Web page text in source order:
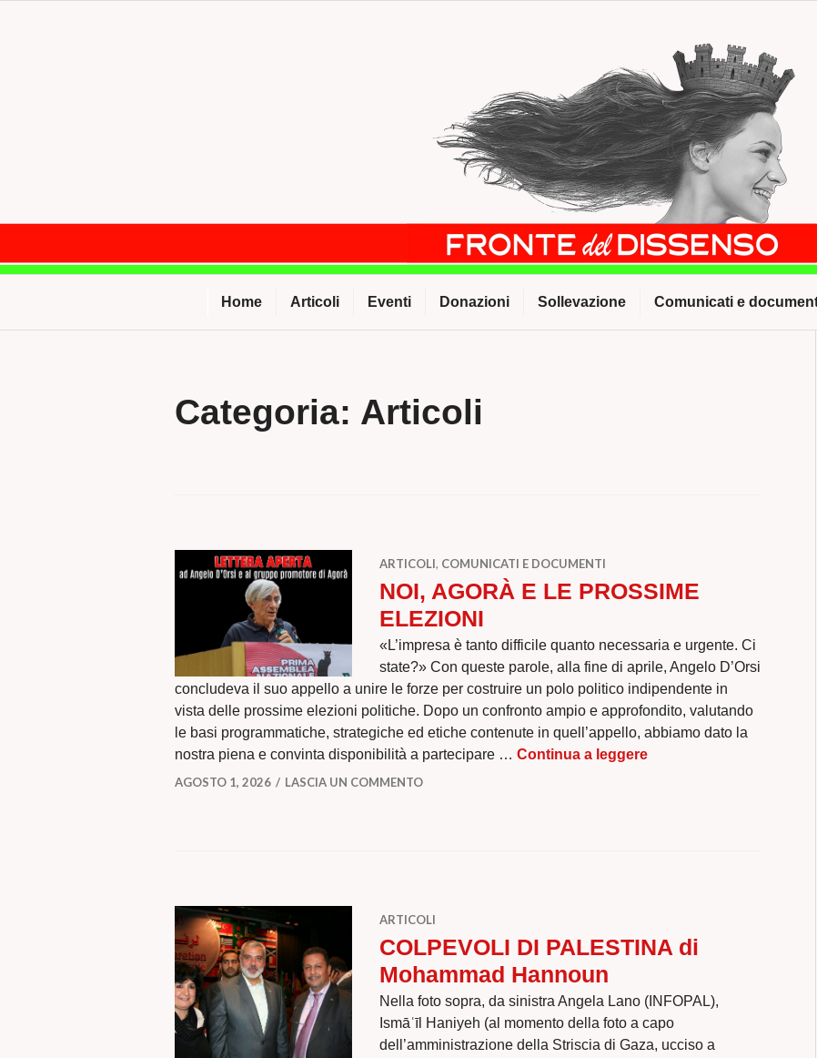
Home Articoli Eventi Donazioni Sollevazione Comunicati e
Categoria: Articoli
ARTICOLI, COMUNICATI E DOCUMENTI
NOI, AGORÀ E LE PROSSIME
ELEZIONI
«L’impresa è tanto difficile quanto necessaria e urgente. Ci
state?» Con queste parole, alla fine di aprile, Angelo D’Orsi
concludeva il suo appello a unire le forze per costruire un polo politico indipendente in
vista delle prossime elezioni politiche. Dopo un confronto ampio e approfondito, valutando
le basi programmatiche, strategiche ed etiche contenute in quell’appello, abbiamo dato la
nostra piena e convinta disponibilità a partecipare … Continua a leggereNOI, AGORÀ E LE
AGOSTO 1, 2026 LASCIA UN COMMENTO
ARTICOLI
COLPEVOLI DI PALESTINA di
Mohammad Hannoun
Nella foto sopra, da sinistra Angela Lano (INFOPAL),
Ismāʿīl Haniyeh (al momento della foto a capo
dell’amministrazione della Striscia di Gaza, ucciso a